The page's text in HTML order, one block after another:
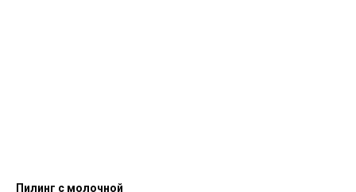
Пилинг с молочной